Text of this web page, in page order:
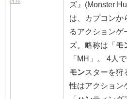
ズ』(Monster
は、カプコンか
るアクションゲ
ズ。略称は「 モ
「MH」。 4人
モンスターを狩
性はアクション